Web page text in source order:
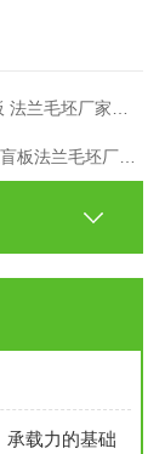
毛坯厂家直供
兰毛坯厂家直供
承载力的基础